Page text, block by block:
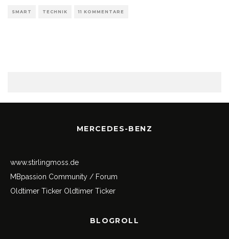
SMART TECHNIK 11 KOMMENTARE
MERCEDES-BENZ
www.stirlingmoss.de
MBpassion Community / Forum
Oldtimer Ticker Oldtimer Ticker
BLOGROLL